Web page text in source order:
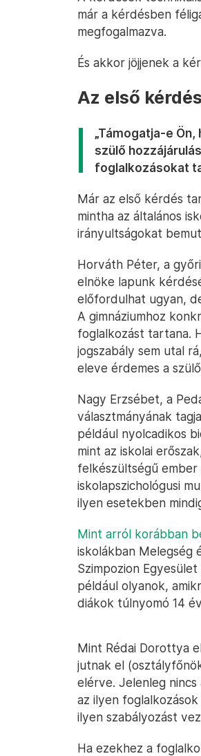
már a kérdésben
megfogalmazva.
És akkor jöjjenek a
Az első kérdés
„Támogatja-e
szülő
foglalkozásokat
Már az első kérdés
mintha az általános
irányultságokat
Horváth Péter, a
elnöke lapunk
előfordulhat ugyan,
A gimnáziumhoz
foglalkozást tartana.
jogszabály sem utal
eleve érdemes a
Nagy Erzsébet, a
választmányának
például nyolcadikos
mint az iskolai
felkészültségű ember
iskolapszichológusi
ilyen esetekben
Mint arról korábban
iskolákban Melegség
Szimpozion
például olyanok,
diákok túlnyomó 14
Mint Rédai Dorottya
jutnak el
elérve. Jelenleg
az ilyen
ilyen szabályozást
Ha ezekhez a